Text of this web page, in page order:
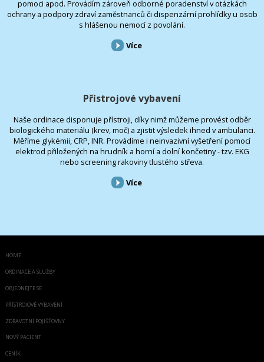
pomoci apod. Provádím zároveň odborné poradenství v otázkách
ochrany a podpory zdraví zaměstnanců či dispenzární prohlídky u osob
s hlášenou nemocí z povolání.
Více
Přístrojové vybavení
Naše ordinace disponuje přístroji, díky nimž můžeme provést odběr
biologického materiálu (krev, moč) a zjistit výsledek ihned v ambulanci.
Měříme glykémii, CRP, INR. Provádíme i neinvazivní vyšetření pomocí
elektrod přiložených na hrudník a horní a dolní končetiny - tzv. EKG
nebo screening rakoviny tlustého střeva.
Více
HOME
ORDINACE A SLUŽBY
OBJEDNEJTE SE
PŘÍSTROJOVÉ VYBAVENÍ
ZDRAVOTNÍ POJIŠŤOVNY
NOVÝ PACIENT
CENÍK